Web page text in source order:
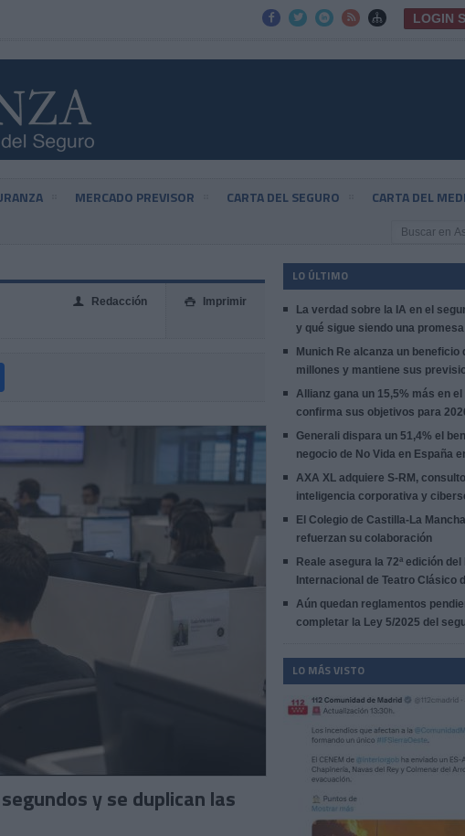
     LOGIN
MERCADO PREVISOR CARTA DEL SEGURO CARTA DEL
 Imprimir
👤 Redacción
y se duplican las
LO ÚLTIMO
La verdad sobre la IA en el
y qué sigue siendo una promesa
Munich Re alcanza un beneficio
millones y mantiene sus
Allianz gana un 15,5% más en
confirma sus objetivos para
Generali dispara un 51,4% el
negocio de No Vida en España
AXA XL adquiere S-RM,
inteligencia corporativa y
El Colegio de Castilla-La
refuerzan su colaboración
Reale asegura la 72ª edición del
Internacional de Teatro Clásico
Aún quedan reglamentos
completar la Ley 5/2025 del
LO MÁS VISTO